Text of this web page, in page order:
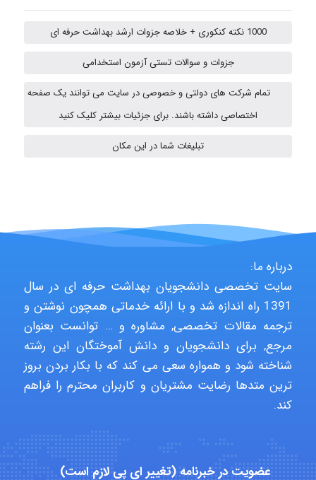
fahimeh sheibani
ABOALFZAL ZAREI
shbnm72
Minoo1375
Sara
1000 نکته کنکوری + خلاصه جزوات ارشد بهداشت حرفه ای
جزوات و سوالات تستی آزمون استخدامی
تمام شرکت های دولتی و خصوصی در سایت می توانند یک صفحه
اختصاصی داشته باشند. برای جزئیات بیشتر کلیک کنید
تبلیغات شما در این مکان
درباره ما:
سایت تخصصی دانشجویان بهداشت حرفه ای در سال
1391 راه اندازه شد و با ارائه خدماتی همچون نوشتن و
ترجمه مقالات تخصصی, مشاوره و … توانست بعنوان
مرجع, برای دانشجویان و دانش آموختگان این رشته
شناخته شود و همواره سعی می کند که با بکار بردن بروز
ترین متدها رضایت مشتریان و کاربران محترم را فراهم
کند.
عضویت در خبرنامه (تغییر ای پی لازم است)